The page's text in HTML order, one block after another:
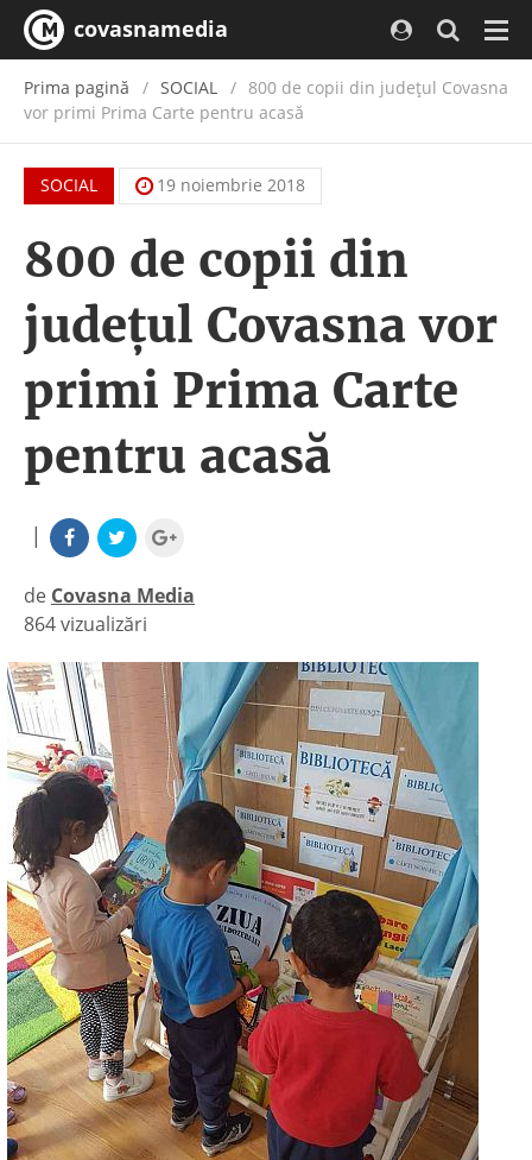
covasnamedia
Prima pagină SOCIAL
800 de copii din județul Covasna
vor primi Prima Carte pentru acasă
SOCIAL 19 noiembrie 2018
800 de copii din
județul Covasna vor
primi Prima Carte
pentru acasă
|
de Covasna Media
|
864 vizualizări